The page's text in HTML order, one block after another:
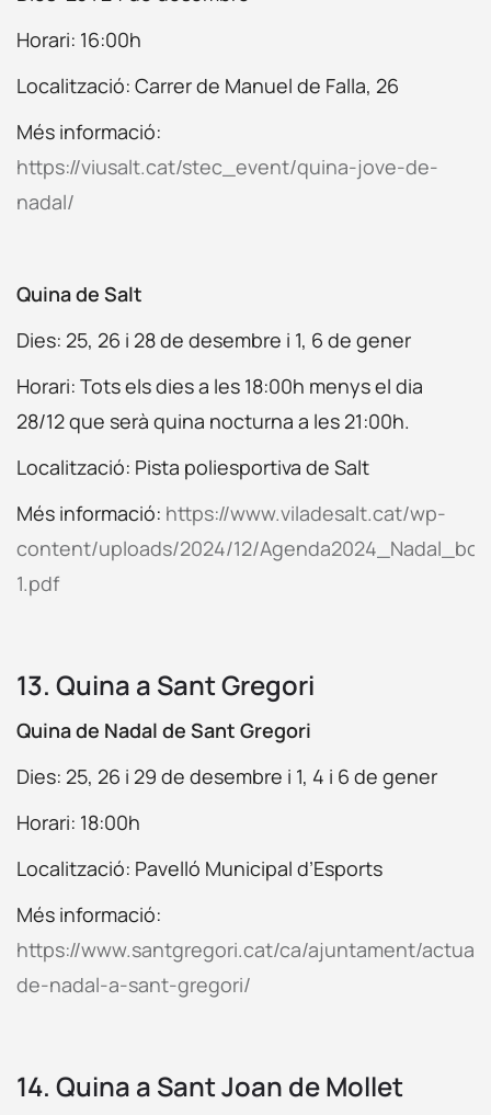
Horari: 16:00h
Localització: Carrer de Manuel de Falla, 26
Més informació:
https://viusalt.cat/stec_event/quina-jove-de-
nadal/
Quina de Salt
Dies: 25, 26 i 28 de desembre i 1, 6 de gener
Horari: Tots els dies a les 18:00h menys el dia
28/12 que serà quina nocturna a les 21:00h.
Localització: Pista poliesportiva de Salt
Més informació: https://www.viladesalt.cat/wp-
content/uploads/2024/12/
1.pdf
13. Quina a Sant Gregori
Quina de Nadal de Sant Gregori
Dies: 25, 26 i 29 de desembre i 1, 4 i 6 de gener
Horari: 18:00h
Localització: Pavelló Municipal d’Esports
Més informació:
https://www.santgregori.cat/ca/ajuntament/
de-nadal-a-sant-gregori/
14. Quina a Sant Joan de Mollet